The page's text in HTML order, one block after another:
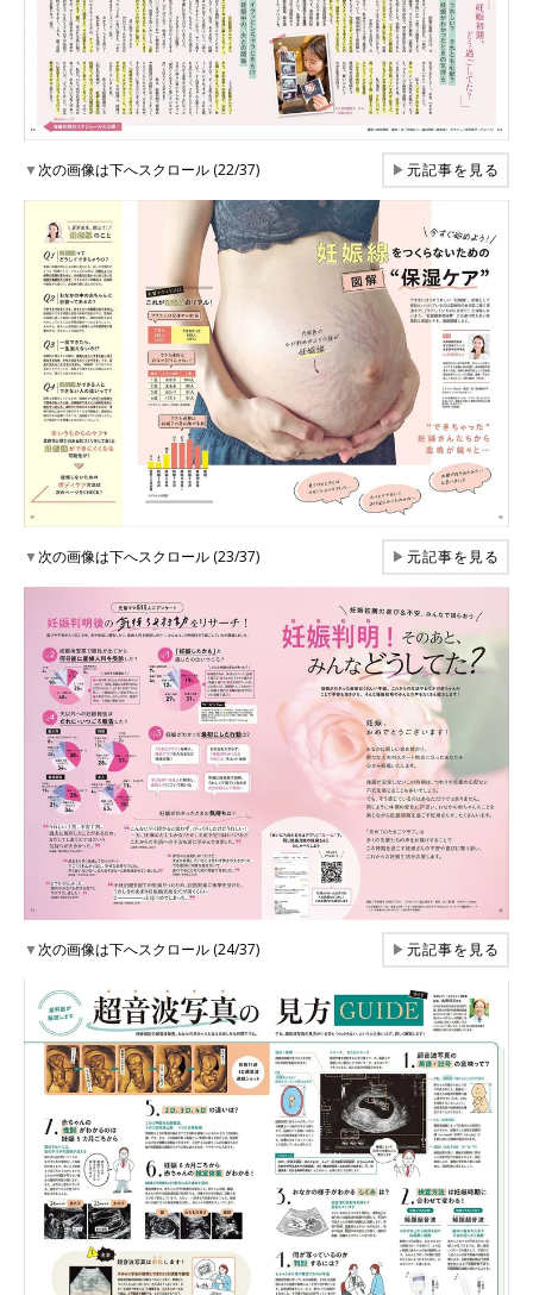
▼次の画像は下へスクロール (22/37) ▶元記事を見る
▼次の画像は下へスクロール (23/37) ▶元記事を見る
▼次の画像は下へスクロール (24/37) ▶元記事を見る